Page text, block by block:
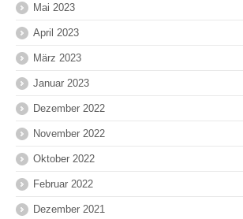
Mai 2023
April 2023
März 2023
Januar 2023
Dezember 2022
November 2022
Oktober 2022
Februar 2022
Dezember 2021